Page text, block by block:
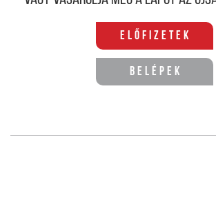
Előfizetek
Belépek